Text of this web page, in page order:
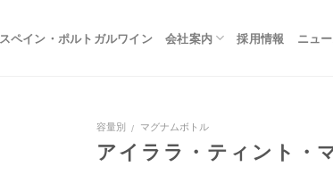
スペイン・ポルトガルワイン 会社案内 採用情報 ニュ
容量別 / マグナムボトル
アイララ・ティント・